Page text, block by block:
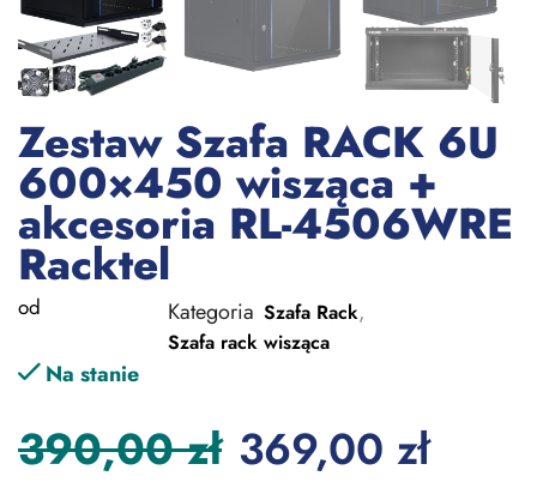
Zestaw Szafa RACK 6U
600×450 wisząca +
akcesoria RL-4506WRE
Racktel
od Kategoria Szafa Rack,
Szafa rack wisząca
Na stanie
390,00zł 369,00 zł